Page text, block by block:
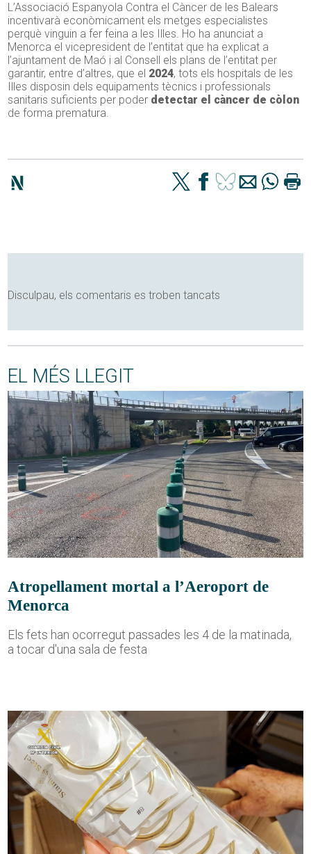
L’Associació Espanyola Contra el Càncer de les Balears
incentivarà econòmicament els metges especialistes
perquè vinguin a fer feina a les Illes. Ho ha anunciat a
Menorca el vicepresident de l’entitat que ha explicat a
l’ajuntament de Maó i al Consell els plans de l’entitat per
garantir, entre d’altres, que el 2024, tots els hospitals de les
Illes disposin dels equipaments tècnics i professionals
sanitaris suficients per poder detectar el càncer de còlon
de forma prematura.
Disculpau, els comentaris es troben tancats
EL MÉS LLEGIT
Atropellament mortal a l’Aeroport de
Menorca
Els fets han ocorregut passades les 4 de la matinada,
a tocar d'una sala de festa